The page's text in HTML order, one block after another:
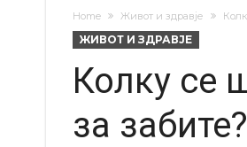
Home Живот и здравје
ЖИВОТ И ЗДРАВЈЕ
Колку се
за забите?